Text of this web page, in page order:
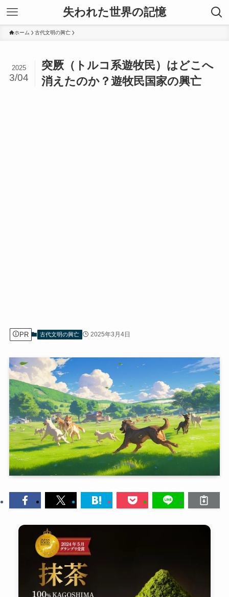
失われた世界の記憶
ホーム 古代文明の興亡
突厥（トルコ系遊牧民）はどこへ
消えたのか？遊牧民国家の興亡
2025
3/04
PR 古代文明の興亡 2025年3月4日